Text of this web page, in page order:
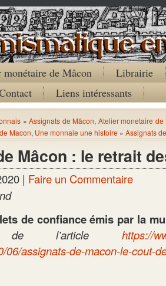
monétaire de Mâcon
Librairie
Liens intéressants
»Assignats de Mâcon, Atelier monetaire de
Macon, Une monnaie une histoire » Assignats
Mâcon : le retrait
| Faire un Commentaire
de confiance émis par la
de l’article https://
06/assignats-de-macon-le-cout-